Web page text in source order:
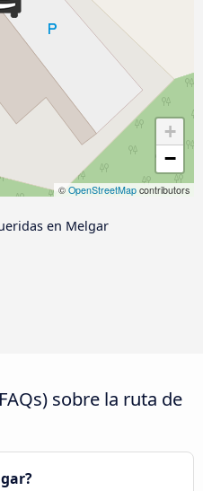
+
−
© OpenStreetMap contributors
en Melgar
sobre la ruta de